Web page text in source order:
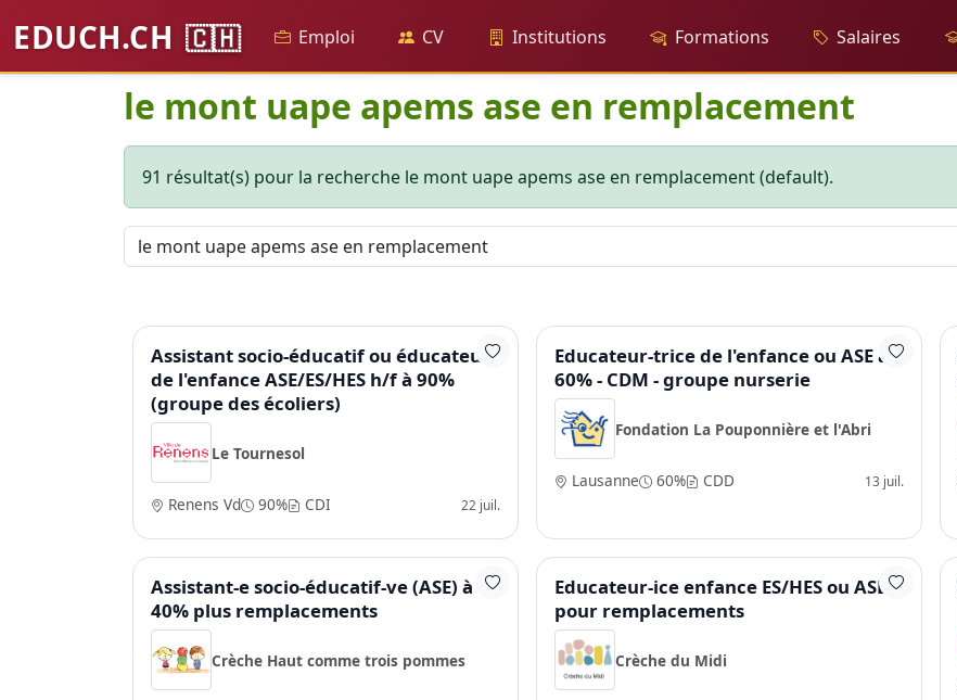
EDUCH.CH 🇨🇭 Emploi CV Institutions Formations Salaires
le mont uape apems ase en remplacement
91 résultat(s) pour la recherche le mont uape apems ase en remplacement (default).
Assistant socio-éducatif ou éducateur
de l'enfance ASE/ES/HES h/f à 90%
(groupe des écoliers)
Le Tournesol
Renens Vd 90% CDI 22 juil.
Educateur-trice de l'enfance ou ASE à
60% - CDM - groupe nurserie
Fondation La Pouponnière et l'Abri
Lausanne 60% CDD 13 juil.
Assistant-e socio-éducatif-ve (ASE) à
40% plus remplacements
Crèche Haut comme trois pommes
Educateur-ice enfance ES/HES ou ASE
pour remplacements
Crèche du Midi